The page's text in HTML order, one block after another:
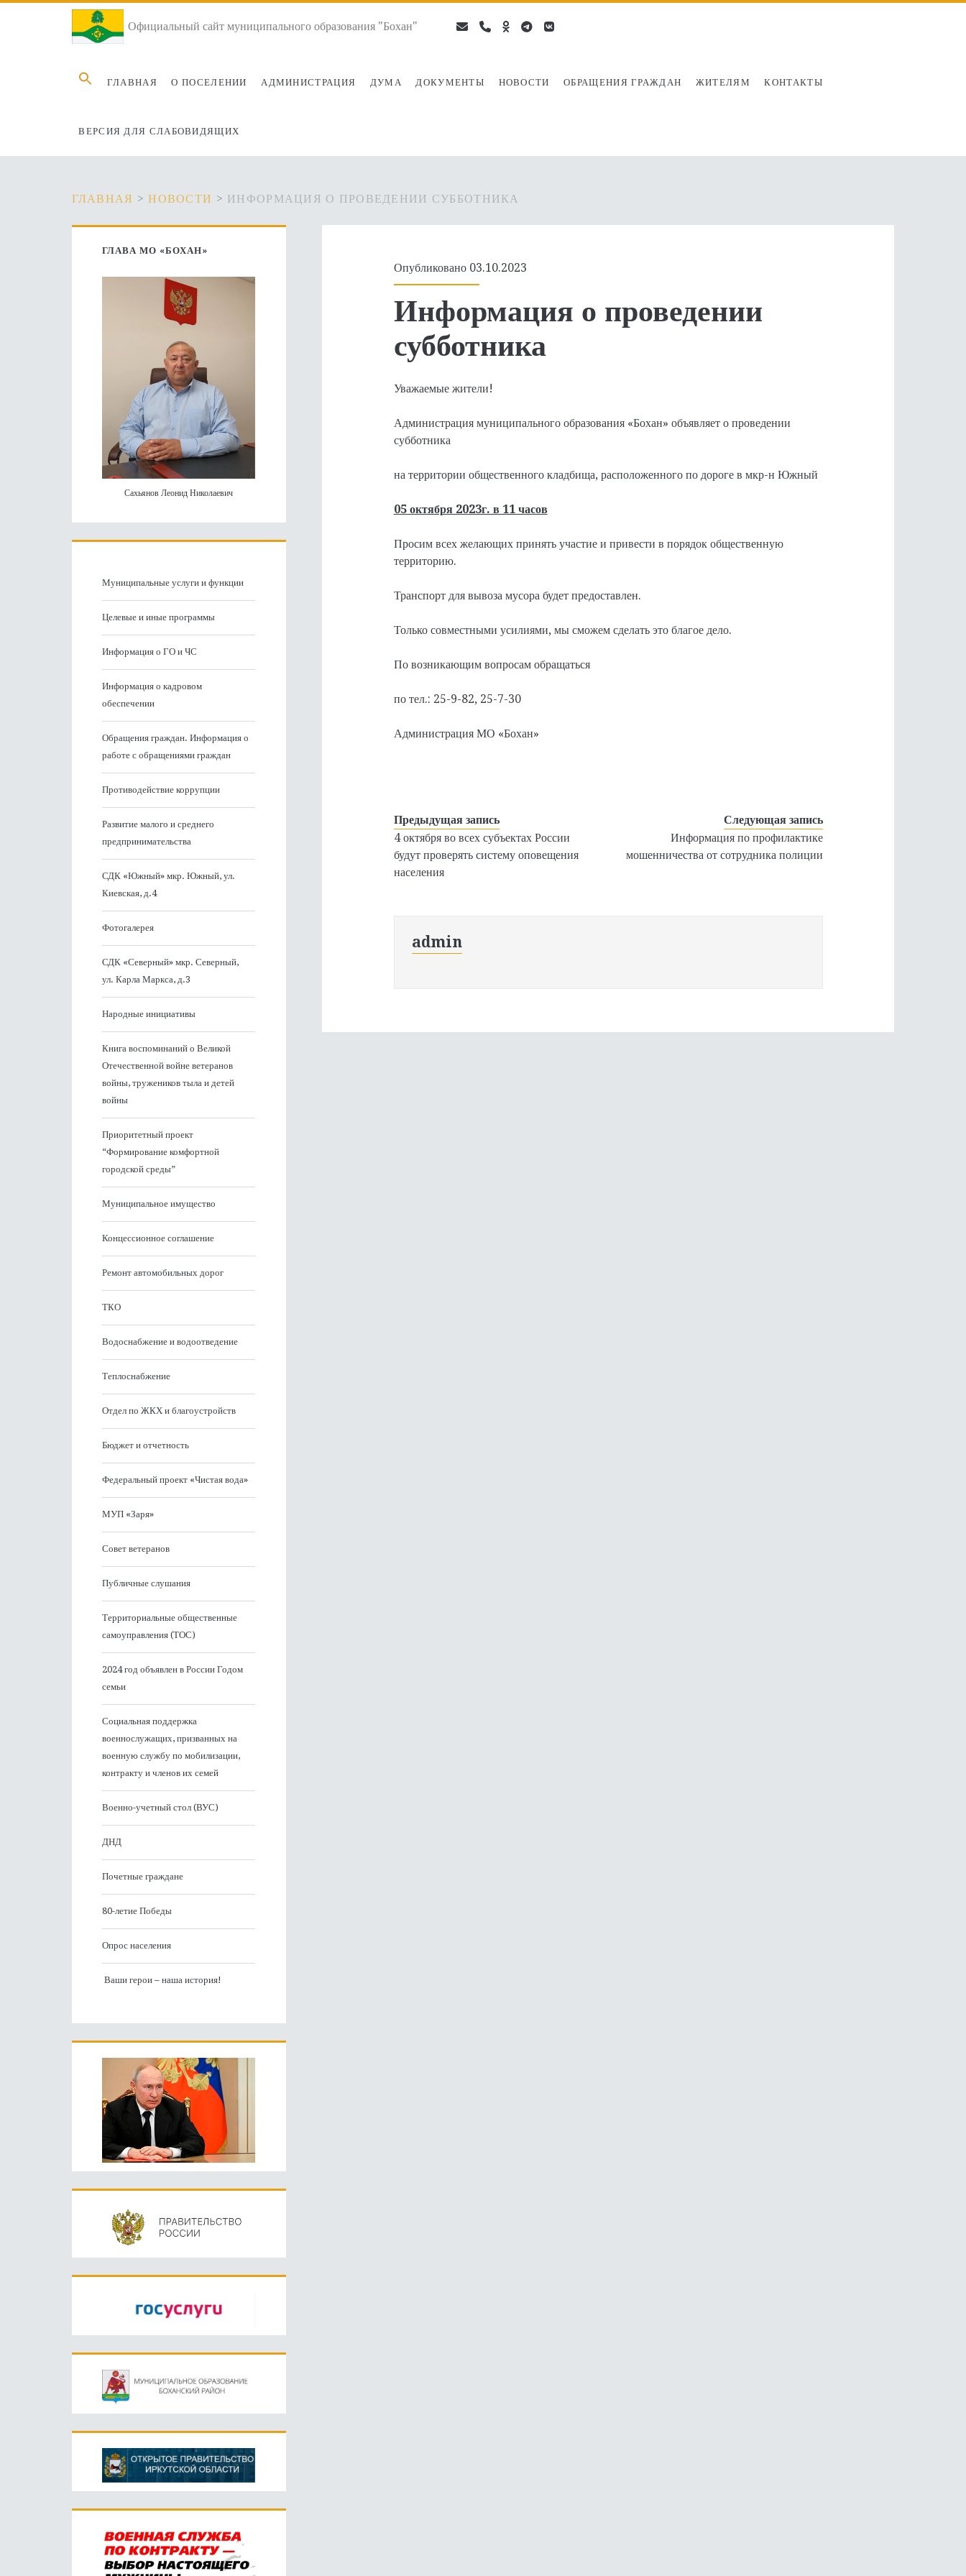
Официальный сайт муниципального образования "Бохан"
Search
for:
ГЛАВНАЯ О ПОСЕЛЕНИИ АДМИНИСТРАЦИЯ ДУМА ДОКУМЕНТЫ НОВОСТИ ОБРАЩЕНИЯ ГРАЖДАН ЖИТЕЛЯМ КОНТАКТЫ
ВЕРСИЯ ДЛЯ СЛАБОВИДЯЩИХ
emailphone
ok- telegram
vk
ГЛАВНАЯ >НОВОСТИ > ИНФОРМАЦИЯ О ПРОВЕДЕНИИ СУББОТНИКА
Опубликовано 03.10.2023
Информация о проведении
субботника
Уважаемые жители!
Администрация муниципального образования «Бохан» объявляет о проведении
субботника
на территории общественного кладбища, расположенного по дороге в мкр-н Южный
05 октября 2023г. в 11 часов
Просим всех желающих принять участие и привести в порядок общественную
территорию.
Транспорт для вывоза мусора будет предоставлен.
Только совместными усилиями, мы сможем сделать это благое дело.
По возникающим вопросам обращаться
по тел.: 25-9-82, 25-7-30
Администрация МО «Бохан»
Предыдущая запись
4 октября во всех субъектах России
будут проверять систему оповещения
населения
Следующая запись
Информация по профилактике
мошенничества от сотрудника полиции
admin
Основная
боковая
ГЛАВА МО «БОХАН»
Сахьянов Леонид Николаевич
Муниципальные услуги и функции
Целевые и иные программы
Информация о ГО и ЧС
Информация о кадровом
обеспечении
Обращения граждан. Информация о
работе с обращениями граждан
Противодействие коррупции
Развитие малого и среднего
предпринимательства
СДК «Южный» мкр. Южный, ул.
Киевская, д.4
Фотогалерея
СДК «Северный» мкр. Северный,
ул. Карла Маркса, д.3
Народные инициативы
Книга воспоминаний о Великой
Отечественной войне ветеранов
войны, тружеников тыла и детей
войны
Приоритетный проект
“Формирование комфортной
городской среды”
Муниципальное имущество
Концессионное соглашение
Ремонт автомобильных дорог
ТКО
Водоснабжение и водоотведение
Теплоснабжение
Отдел по ЖКХ и благоустройств
Бюджет и отчетность
Федеральный проект «Чистая вода»
МУП «Заря»
Совет ветеранов
Публичные слушания
Территориальные общественные
самоуправления (ТОС)
2024 год объявлен в России Годом
семьи
Социальная поддержка
военнослужащих, призванных на
военную службу по мобилизации,
контракту и членов их семей
Военно-учетный стол (ВУС)
ДНД
Почетные граждане
80-летие Победы
Опрос населения
Ваши герои – наша история!